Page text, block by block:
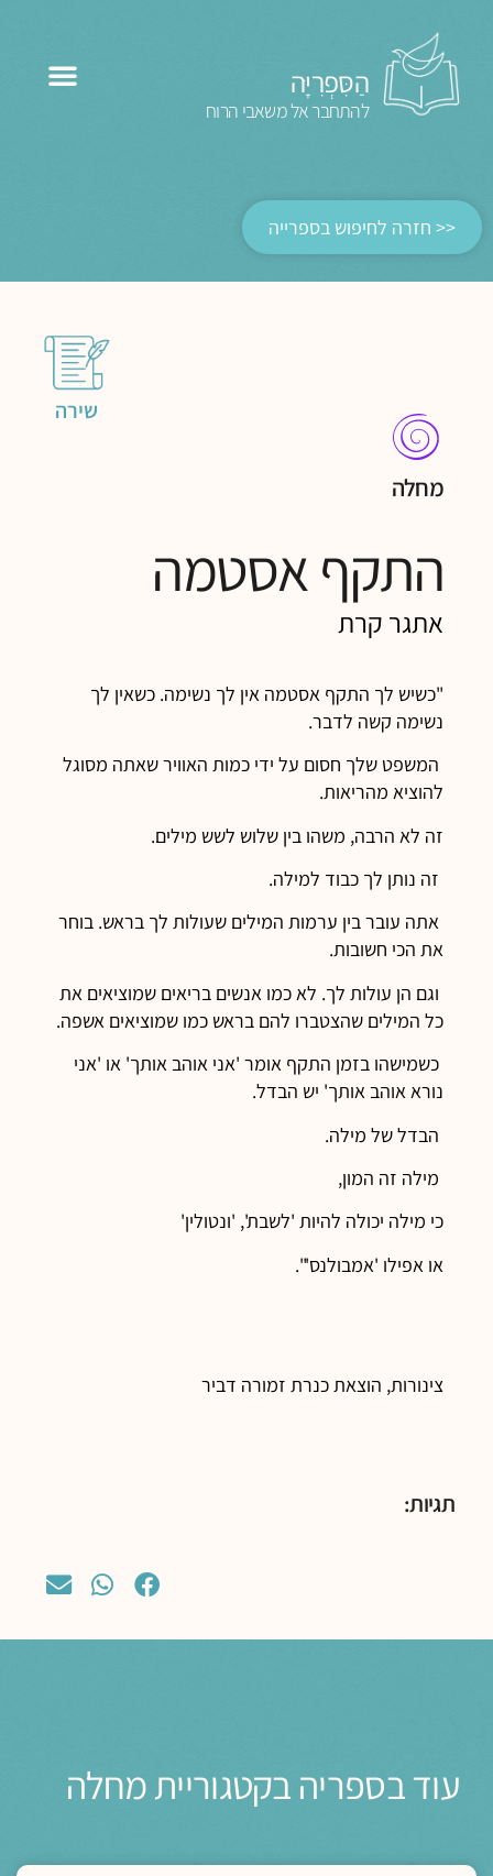
הַסִּפְרִיָּה
להתחבר אל משאבי הרוח
<< חזרה לחיפוש בספרייה
שירה
מחלה
התקף אסטמה
אתגר קרת
"כשיש לך התקף אסטמה אין לך נשימה. כשאין לך
נשימה קשה לדבר.
המשפט שלך חסום על ידי כמות האוויר שאתה מסוגל
להוציא מהריאות.
זה לא הרבה, משהו בין שלוש לשש מילים.
זה נותן לך כבוד למילה.
אתה עובר בין ערמות המילים שעולות לך בראש. בוחר
את הכי חשובות.
וגם הן עולות לך. לא כמו אנשים בריאים שמוציאים את
כל המילים שהצטברו להם בראש כמו שמוציאים אשפה.
כשמישהו בזמן התקף אומר 'אני אוהב אותך' או 'אני
נורא אוהב אותך' יש הבדל.
הבדל של מילה.
מילה זה המון,
כי מילה יכולה להיות 'לשבת', 'ונטולין'
או אפילו 'אמבולנס'".
צינורות, הוצאת כנרת זמורה דביר
תגיות:
עוד בספריה בקטגוריית מחלה